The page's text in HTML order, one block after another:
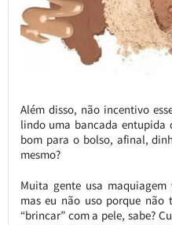
Além disso, não incentivo
lindo uma bancada entupida
bom para o bolso, afinal,
mesmo?
Muita gente usa
mas eu não uso porque não
“brincar” com a pele, sabe?